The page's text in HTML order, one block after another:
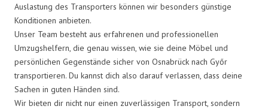
Auslastung des Transporters können wir besonders günstige
Konditionen anbieten.
Unser Team besteht aus erfahrenen und professionellen
Umzugshelfern, die genau wissen, wie sie deine Möbel und
persönlichen Gegenstände sicher von Osnabrück nach Győr
transportieren. Du kannst dich also darauf verlassen, dass deine
Sachen in guten Händen sind.
Wir bieten dir nicht nur einen zuverlässigen Transport, sondern